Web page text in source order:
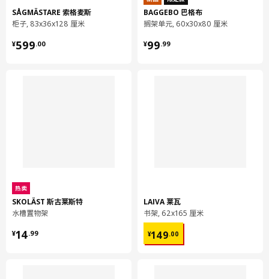
SÅGMÄSTARE 索格麦斯
柜子, 83x36x128 厘米
¥599.00
¥ 599.00
热卖
SKOLÄST 斯古莱斯特
水槽置物架
¥14.99
¥ 14.99
BAGGEBO 巴格布
搁架单元, 60x30x80 厘米
¥99.99
¥ 99.99
LAIVA 莱瓦
书架, 62x165 厘米
¥149.00
¥ 149.00